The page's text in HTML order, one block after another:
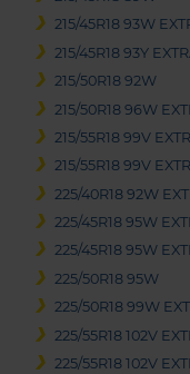
215/45R18 93W
215/45R18 93Y
215/50R18 92W
215/50R18 96W
215/55R18 99V
215/55R18 99V
225/40R18 92W
225/45R18 95W
225/45R18 95W
225/50R18 95W
225/50R18 99W
225/55R18 102V
225/55R18 102V